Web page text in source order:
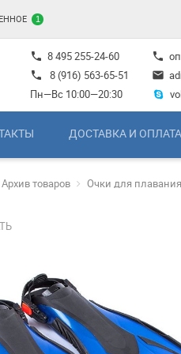
1
phone 8 495 255-24-60
phone
8 (916) 563-65-51
Пн—Вс 10:00—20:30
phone
mail
ДОСТАВКА И ОПЛАТА
Архив товаров Очки для